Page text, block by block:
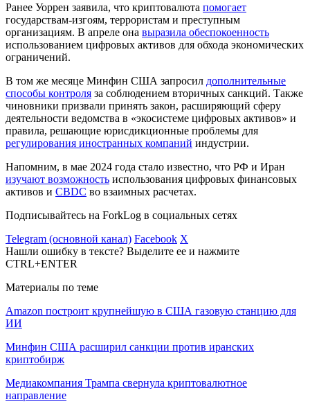
Ранее Уоррен заявила, что криптовалюта помогает
государствам-изгоям, террористам и преступным
организациям. В апреле она выразила обеспокоенность
использованием цифровых активов для обхода экономических
ограничений.
В том же месяце Минфин США запросил дополнительные
способы контроля за соблюдением вторичных санкций. Также
чиновники призвали принять закон, расширяющий сферу
деятельности ведомства в «экосистеме цифровых активов» и
правила, решающие юрисдикционные проблемы для
регулирования иностранных компаний индустрии.
Напомним, в мае 2024 года стало известно, что РФ и Иран
изучают возможность использования цифровых финансовых
активов и CBDC во взаимных расчетах.
Подписывайтесь на ForkLog в социальных сетях
Telegram (основной канал) Facebook X
Нашли ошибку в тексте? Выделите ее и нажмите
CTRL+ENTER
Материалы по теме
Amazon построит крупнейшую в США газовую станцию для
ИИ
Минфин США расширил санкции против иранских
криптобирж
Медиакомпания Трампа свернула криптовалютное
направление